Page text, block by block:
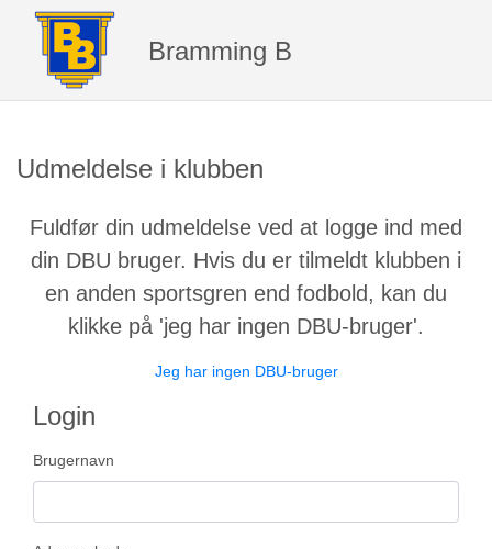
Bramming B
Udmeldelse i klubben
Fuldfør din udmeldelse ved at logge ind med
din DBU bruger. Hvis du er tilmeldt klubben i
en anden sportsgren end fodbold, kan du
klikke på 'jeg har ingen DBU-bruger'.
Jeg har ingen DBU-bruger
Login
Brugernavn